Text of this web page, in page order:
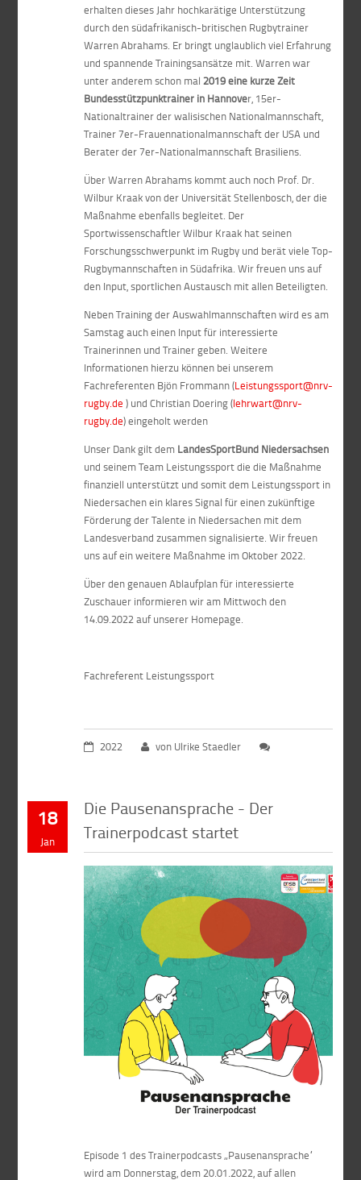
erhalten dieses Jahr hochkarätige Unterstützung
durch den südafrikanisch-britischen Rugbytrainer
Warren Abrahams. Er bringt unglaublich viel Erfahrung
und spannende Trainingsansätze mit. Warren war
unter anderem schon mal2019 eine kurze Zeit
Bundesstützpunktrainer in Hannover, 15er-
Nationaltrainer der walisischen Nationalmannschaft,
Trainer 7er-Frauennationalmannschaft der USA und
Berater der 7er-Nationalmannschaft Brasiliens.
Über Warren Abrahams kommt auch noch Prof. Dr.
Wilbur Kraak von der Universität Stellenbosch, der die
Maßnahme ebenfalls begleitet. Der
Sportwissenschaftler Wilbur Kraak hat seinen
Forschungsschwerpunkt im Rugby und berät viele Top-
Rugbymannschaften in Südafrika. Wir freuen uns auf
den Input, sportlichen Austausch mit allen Beteiligten.
Neben Training der Auswahlmannschaften wird es am
Samstag auch einen Input für interessierte
Trainerinnen und Trainer geben. Weitere
Informationen hierzu können bei unserem
Fachreferenten Bjön Frommann (Leistungssport@nrv-
rugby.de ) und Christian Doering (lehrwart@nrv-
rugby.de) eingeholt werden
Unser Dank gilt dem LandesSportBund Niedersachsen
und seinem Team Leistungssport die die Maßnahme
finanziell unterstützt und somit dem Leistungssport in
Niedersachen ein klares Signal für einen zukünftige
Förderung der Talente in Niedersachen mit dem
Landesverband zusammen signalisierte. Wir freuen
uns auf ein weitere Maßnahme im Oktober 2022.
Über den genauen Ablaufplan für interessierte
Zuschauer informieren wir am Mittwoch den
14.09.2022 auf unserer Homepage.
Fachreferent Leistungssport
2022 von Ulrike Staedler
18
Jan
Die Pausenansprache - Der
Trainerpodcast startet
Episode 1 des Trainerpodcasts „Pausenansprache“
wird am Donnerstag, dem 20.01.2022, auf allen